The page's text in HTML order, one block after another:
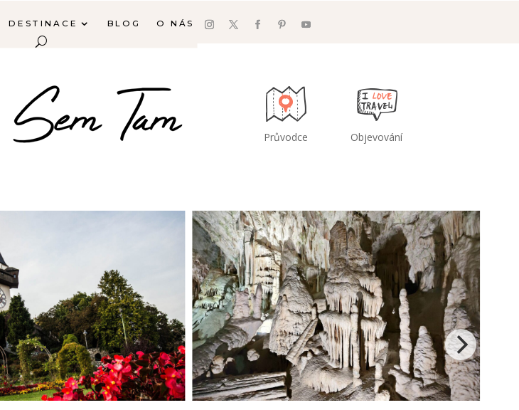
DESTINACE BLOG O NÁS
Průvodce Objevování